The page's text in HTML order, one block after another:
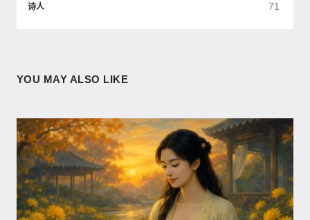
诗人 71
YOU MAY ALSO LIKE